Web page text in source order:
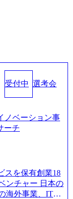
受付中 選考会
ノベーション事
ーチ
スを保有創業18
ンチャー 日本の
海外事業、IT事